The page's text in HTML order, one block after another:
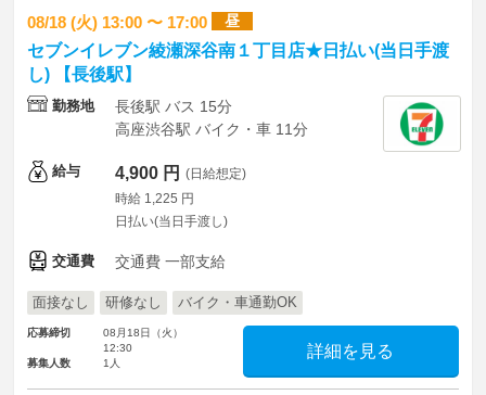
08/18 (火) 13:00 〜 17:00 昼
セブンイレブン綾瀬深谷南１丁目店★日払い(当日手渡
し) 【長後駅】
勤務地
長後駅 バス 15分
高座渋谷駅 バイク・車 11分
給与 4,900 円 (日給想定)
時給 1,225 円
日払い(当日手渡し)
交通費 交通費 一部支給
面接なし 研修なし バイク・車通勤OK
応募締切
08月18日（火）
12:30
募集人数
1人
詳細を見る